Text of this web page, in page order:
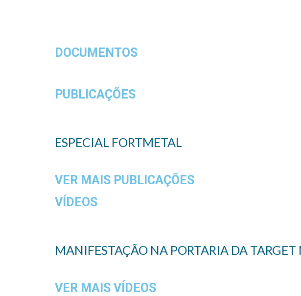
DOCUMENTOS
PUBLICAÇÕES
ESPECIAL FORTMETAL
VER MAIS PUBLICAÇÕES
VÍDEOS
MANIFESTAÇÃO NA PORTARIA DA
VER MAIS VÍDEOS